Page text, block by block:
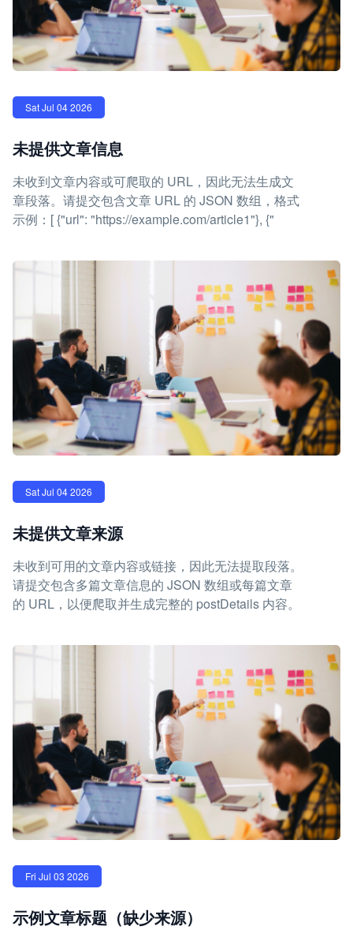
Sat Jul 04 2026
未提供文章信息
未收到文章内容或可爬取的 URL，因此无法生成文
章段落。请提交包含文章 URL 的 JSON 数组，格式
示例：[ {"url": "https://example.com/article1"}, {"
Sat Jul 04 2026
未提供文章来源
未收到可用的文章内容或链接，因此无法提取段落。
请提交包含多篇文章信息的 JSON 数组或每篇文章
的 URL，以便爬取并生成完整的 postDetails 内容。
Fri Jul 03 2026
示例文章标题（缺少来源）